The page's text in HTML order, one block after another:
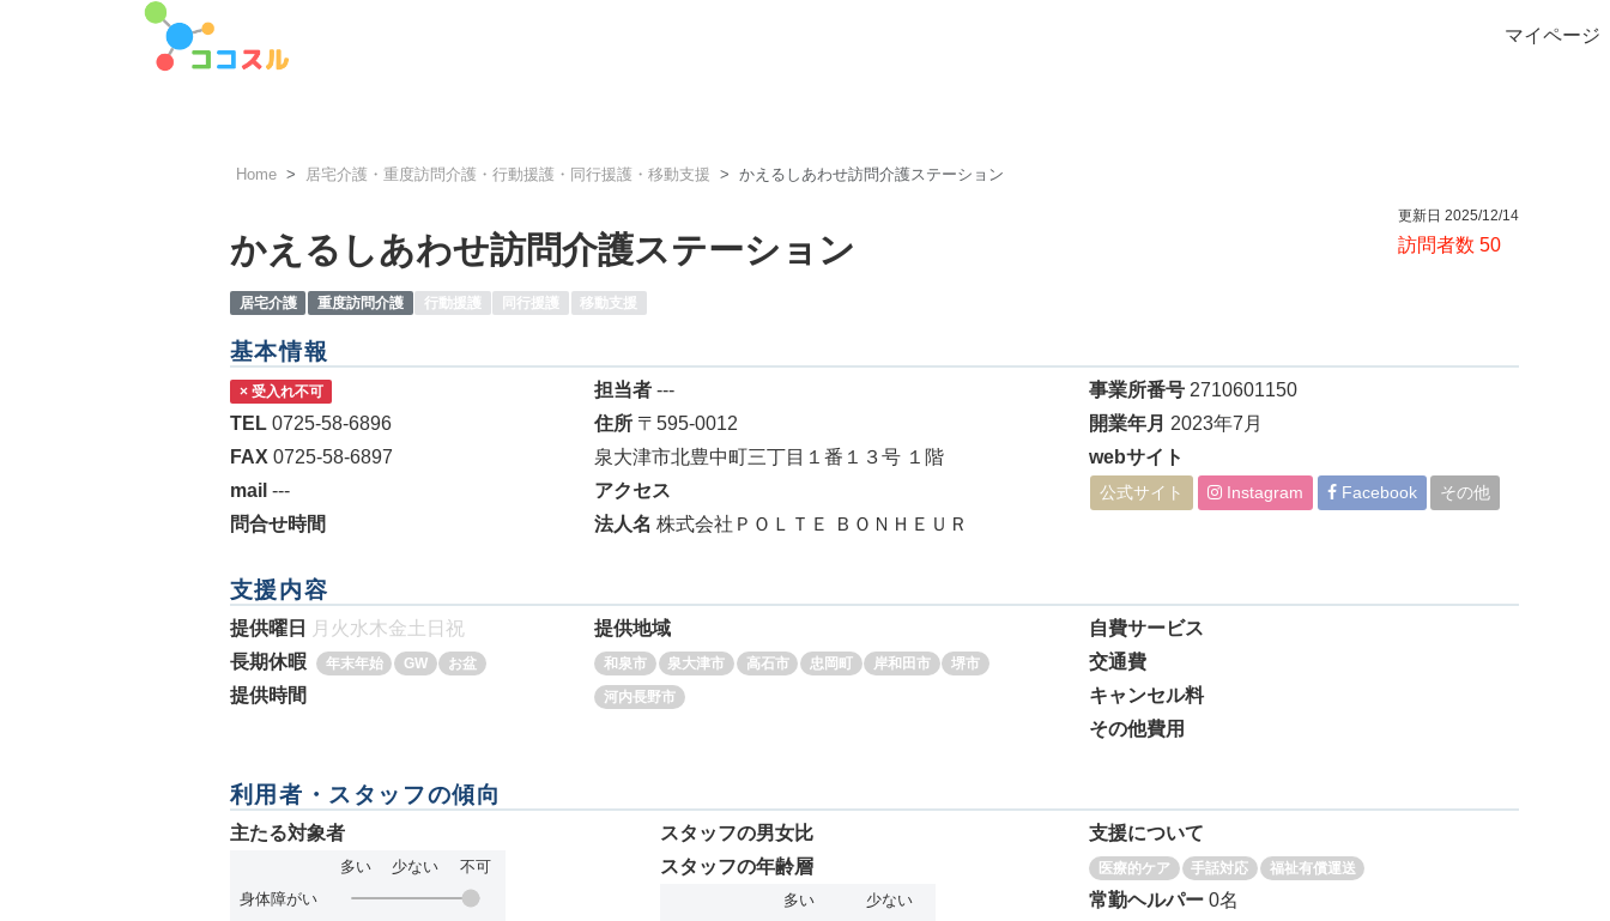
マイページ
Home 居宅介護・重度訪問介護・行動援護・同行援護・移動支援 かえるしあわせ訪問介護ステーション
かえるしあわせ訪問介護ステーション
更新日 2025/12/14
訪問者数 50
居宅介護 重度訪問介護 行動援護 同行援護 移動支援
基本情報
× 受入れ不可
TEL0725-58-6896
FAX 0725-58-6897
mail ---
問合せ時間
担当者 ---
住所 〒595-0012
泉大津市北豊中町三丁目１番１３号 １階
アクセス
法人名 株式会社ＰＯＬＴＥ ＢＯＮＨＥＵＲ
事業所番号 2710601150
開業年月 2023年7月
webサイト
公式サイト Instagram Facebook その他
支援内容
提供曜日 月 火 水 木金土 日 祝
長期休暇
年末年始 GW お盆
提供時間
提供地域
和泉市 泉大津市 高石市 忠岡町 岸和田市
堺市
河内長野市
自費サービス
交通費
キャンセル料
その他費用
利用者・スタッフの傾向
主たる対象者
多い 少ない
不可
身体障がい
スタッフの男女比
スタッフの年齢層
多い
少ない
支援について
医療的ケア 手話対応 福祉有償運送
常勤ヘルパー0名